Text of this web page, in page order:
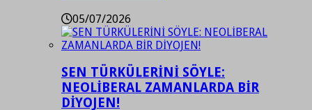
05/07/2026
SEN TÜRKÜLERİNİ SÖYLE:
NEOLİBERAL ZAMANLARDA BİR
DİYOJEN!